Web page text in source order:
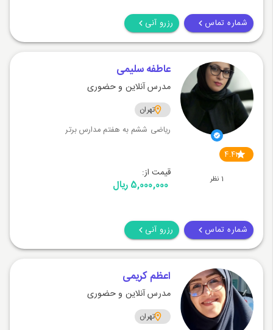
شماره تماس رزرو آنی
4.41
1 نظر
عاطفه سلیمی
مدرس آنلاین و حضوری
تهران
ریاضی ششم به هفتم مدارس برتر
قیمت از:
5,000,000 ریال
شماره تماس رزرو آنی
اعظم کریمی
مدرس آنلاین و حضوری
تهران